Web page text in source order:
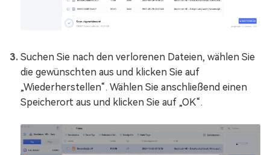
Suchen Sie nach den verlorenen Dateien, wählen Sie
die gewünschten aus und klicken Sie auf
„Wiederherstellen“. Wählen Sie anschließend einen
Speicherort aus und klicken Sie auf „OK“.